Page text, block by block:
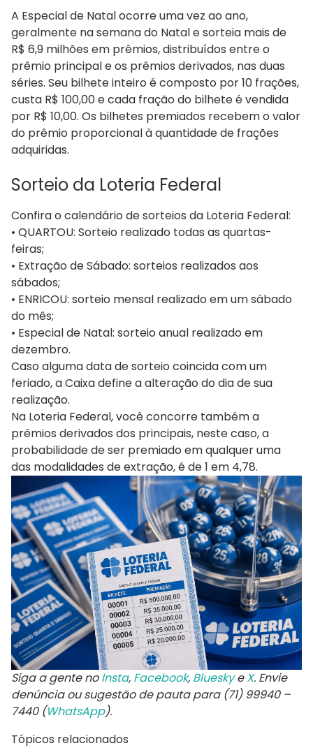
A Especial de Natal ocorre uma vez ao ano,
geralmente na semana do Natal e sorteia mais de
R$ 6,9 milhões em prêmios, distribuídos entre o
prêmio principal e os prêmios derivados, nas duas
séries. Seu bilhete inteiro é composto por 10 frações,
custa R$ 100,00 e cada fração do bilhete é vendida
por R$ 10,00. Os bilhetes premiados recebem o valor
do prêmio proporcional à quantidade de frações
adquiridas.​
Sorteio​ da Loteria Federal
Confira o calendário de sorteios da Loteria Federal:
• QUARTOU: Sorteio realizado todas as quartas-
feiras;
• Extração de Sábado: sorteios realizados aos
sábados;
• ENRICOU: sorteio mensal realizado em um sábado
do mês;
• Especial de Natal: sorteio anual realizado em
dezembro.
Caso alguma data de sorteio coincida com um
feriado, a Caixa define a alteração do dia de sua
realização.
Na Loteria Federal, você concorre também a
prêmios derivados dos principais, neste caso, a
probabilidade de ser premiado em qualquer uma
das modalidades de extração, é de 1 em 4,78.​
Siga a gente noInsta, Facebook, BlueskyeX. Envie
denúncia ou sugestão de pauta para (71) 99940 –
7440 (WhatsApp).
Tópicos relacionados